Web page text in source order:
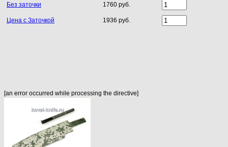
Без заточки
1760 руб.
Цена с Заточкой 1936 руб.
[an error occurred while processing the directive]